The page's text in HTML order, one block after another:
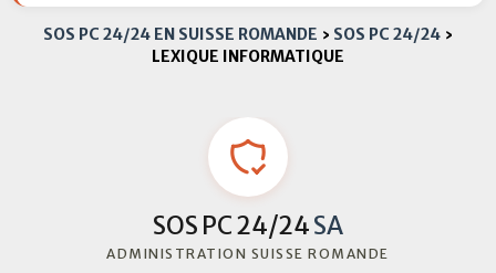
SOS PC 24/24 EN SUISSE ROMANDE › SOS PC 24/24 ›
LEXIQUE INFORMATIQUE
SOS PC 24/24SA
ADMINISTRATION SUISSE ROMANDE